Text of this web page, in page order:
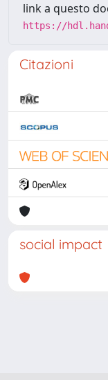
link a questo
https://
Citazioni
social impact